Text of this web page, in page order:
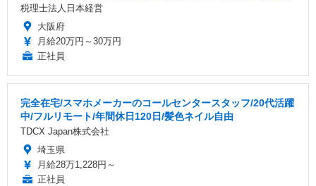
税理士法人日本経営
大阪府
月給20万円～30万円
正社員
完全在宅/スマホメーカーのコールセンタースタッフ/20代活躍
中/フルリモート/年間休日120日/髪色ネイル自由
TDCX Japan株式会社
埼玉県
月給28万1,228円～
正社員